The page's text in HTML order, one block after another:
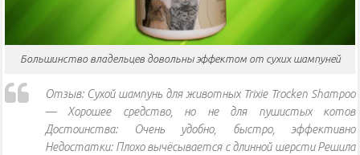
Большинство владельцев довольны эффектом от сухих шампуней
Отзыв: Сухой шампунь для животных Trixie Trocken Shampoo
— Хорошее средство, но не для пушистых котов
Достоинства: Очень удобно, быстро, эффективно
Недостатки: Плохо вычёсывается с длинной шерсти Решила